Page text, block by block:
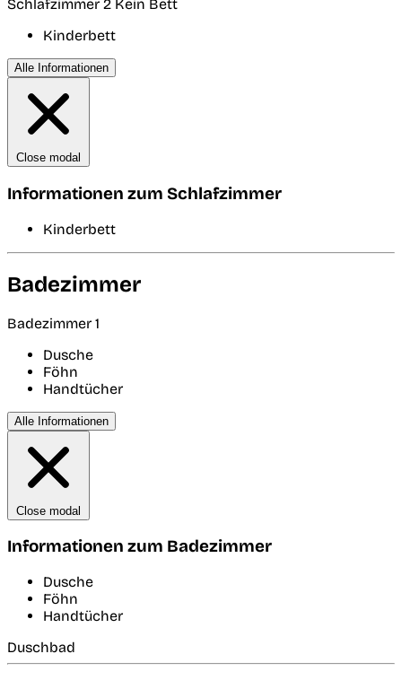
Schlafzimmer 2 Kein Bett
Kinderbett
Alle Informationen
Close modal
Informationen zum Schlafzimmer
Kinderbett
Badezimmer
Badezimmer 1
Dusche
Föhn
Handtücher
Alle Informationen
Close modal
Informationen zum Badezimmer
Dusche
Föhn
Handtücher
Duschbad